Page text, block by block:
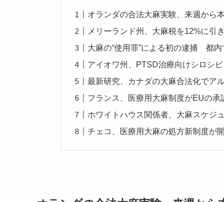
オランダの合法大麻実験、来週から
メリーランド州、大麻税を12%に引
大麻の“使用罪”による初の逮捕 都
アイオワ州、PTSD治療向けシロシ
最新研究、カナダの大麻合法化でア
フランス、医療用大麻制度がEUの承
ホワイトハウス関係者、大麻スケジ
チェコ、医療用大麻の処方新制度が